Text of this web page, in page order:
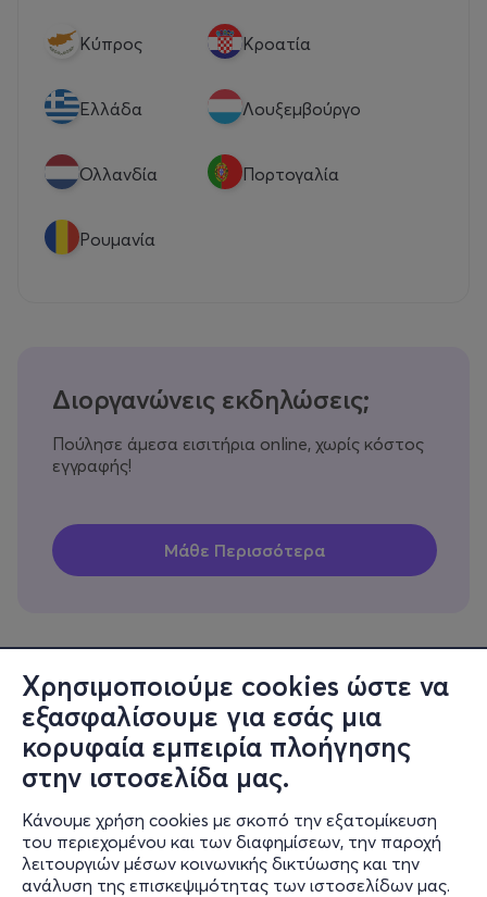
Χρησιμοποιούμε cookies ώστε να
εξασφαλίσουμε για εσάς μια
κορυφαία εμπειρία πλοήγησης
στην ιστοσελίδα μας.
Κάνουμε χρήση cookies με σκοπό την εξατομίκευση
του περιεχομένου και των διαφημίσεων, την παροχή
λειτουργιών μέσων κοινωνικής δικτύωσης και την
ανάλυση της επισκεψιμότητας των ιστοσελίδων μας.
Κύπρος Κροατία
Eλλάδα Λουξεμβούργο
Ολλανδία Πορτογαλία
Ρουμανία
Διοργανώνεις εκδηλώσεις;
Πούλησε άμεσα εισιτήρια online, χωρίς κόστος
εγγραφής!
Πληροφορίες
Υποστήριξη
Stay Connected